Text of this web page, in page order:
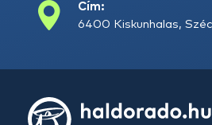
Cím:
6400 Kiskunhalas,